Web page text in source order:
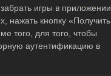
игры в приложении
нажать кнопку «Получить
того, для того, чтобы
аутентификацию в